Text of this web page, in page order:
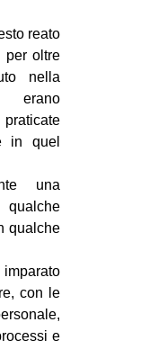
reato
per oltre
nella
erano
in quel
una
qualche
qualche
imparato
con le
e